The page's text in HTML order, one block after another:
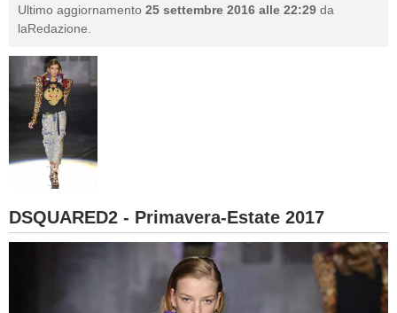
DEFINIZIONI
GASTRONOMIA
CAPELLI
SESSO
Ultimo aggiornamento 25 settembre 2016 alle 22:29 da
laRedazione.
DSQUARED2 - Primavera-Estate 2017